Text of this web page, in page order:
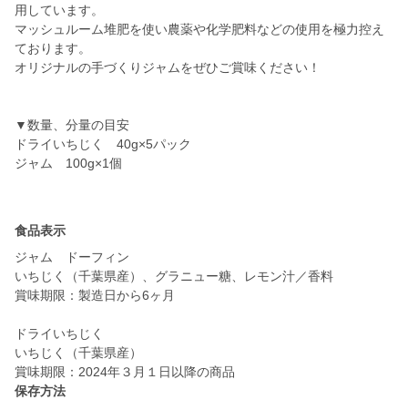
用しています。
マッシュルーム堆肥を使い農薬や化学肥料などの使用を極力控え
ております。
オリジナルの手づくりジャムをぜひご賞味ください！
▼数量、分量の目安
ドライいちじく 40g×5パック
ジャム 100g×1個
食品表示
ジャム ドーフィン
いちじく（千葉県産）、グラニュー糖、レモン汁／香料
賞味期限：製造日から6ヶ月
ドライいちじく
いちじく（千葉県産）
賞味期限：2024年３月１日以降の商品
保存方法